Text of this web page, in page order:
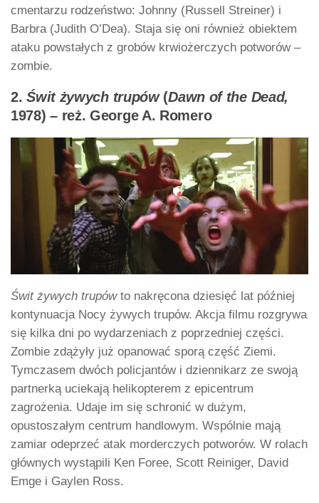
cmentarzu rodzeństwo: Johnny (Russell Streiner) i
Barbra (Judith O’Dea). Staja się oni również obiektem
ataku powstałych z grobów krwiożerczych potworów –
zombie.
2.Świt żywych trupów(Dawn of the Dead,
1978) – reż. George A. Romero
Świt żywych trupówto nakręcona dziesięć lat później
kontynuacja Nocy żywych trupów. Akcja filmu rozgrywa
się kilka dni po wydarzeniach z poprzedniej części.
Zombie zdążyły już opanować sporą część Ziemi.
Tymczasem dwóch policjantów i dziennikarz ze swoją
partnerką uciekają helikopterem z epicentrum
zagrożenia. Udaje im się schronić w dużym,
opustoszałym centrum handlowym. Wspólnie mają
zamiar odeprzeć atak morderczych potworów. W rolach
głównych wystąpili Ken Foree, Scott Reiniger, David
Emge i Gaylen Ross.